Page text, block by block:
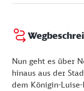
Nun geht es über
hinaus aus der
dem Königin-